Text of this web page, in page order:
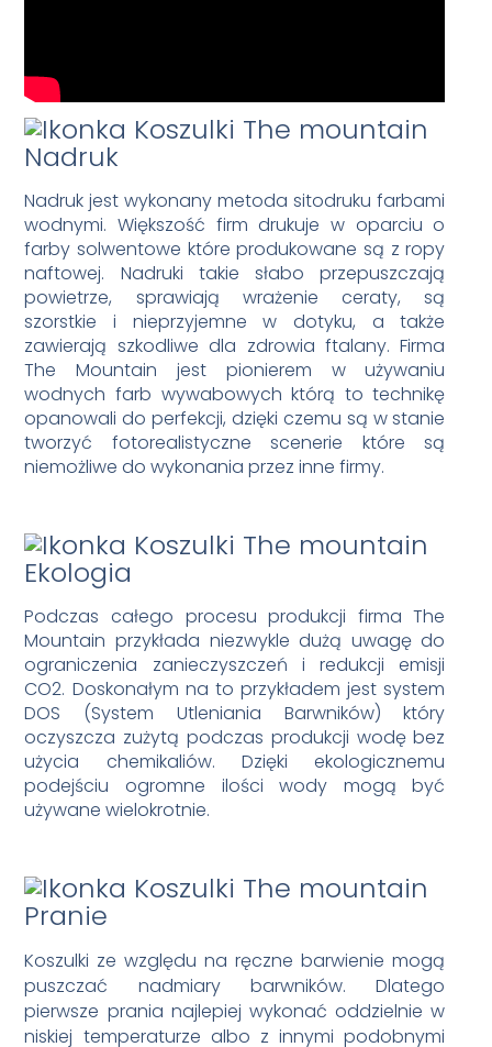
Nadruk
Nadruk jest wykonany metoda sitodruku farbami
wodnymi. Większość firm drukuje w oparciu o
farby solwentowe które produkowane są z ropy
naftowej. Nadruki takie słabo przepuszczają
powietrze, sprawiają wrażenie ceraty, są
szorstkie i nieprzyjemne w dotyku, a także
zawierają szkodliwe dla zdrowia ftalany. Firma
The Mountain jest pionierem w używaniu
wodnych farb wywabowych którą to technikę
opanowali do perfekcji, dzięki czemu są w stanie
tworzyć fotorealistyczne scenerie które są
niemożliwe do wykonania przez inne firmy.
Ekologia
Podczas całego procesu produkcji firma The
Mountain przykłada niezwykle dużą uwagę do
ograniczenia zanieczyszczeń i redukcji emisji
CO2. Doskonałym na to przykładem jest system
DOS (System Utleniania Barwników) który
oczyszcza zużytą podczas produkcji wodę bez
użycia chemikaliów. Dzięki ekologicznemu
podejściu ogromne ilości wody mogą być
używane wielokrotnie.
Pranie
Koszulki ze względu na ręczne barwienie mogą
puszczać nadmiary barwników. Dlatego
pierwsze prania najlepiej wykonać oddzielnie w
niskiej temperaturze albo z innymi podobnymi